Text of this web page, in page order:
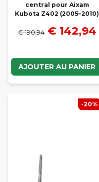
central pour Aixam
Kubota Z402 (2005–2010)
€ 190,94 € 142,94
AJOUTER AU PANIER
-20%